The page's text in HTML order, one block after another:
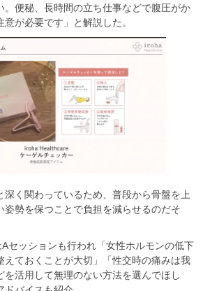
。便秘、長時間の立ち仕事などで腹圧がか
が必要です」と解説した。
深く関わっているため、普段から骨盤を上
姿勢を保つことで負担を減らせるのだそ
セッションも行われ「女性ホルモンの低下
えておくことが大切」「性交時の痛みは我
を活用して無理のない方法を選んでほし